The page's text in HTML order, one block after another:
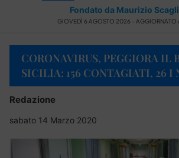
Fondato da Maurizio
GIOVEDÌ 6 AGOSTO 2026 - AGGIORNATO
CORONAVIRUS, PEGGIORA IL
SICILIA: 156 CONTAGIATI, 26 I
Redazione
sabato 14 Marzo 2020